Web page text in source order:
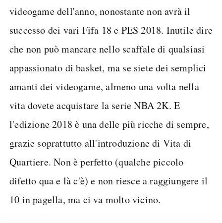
videogame dell'anno, nonostante non avrà il
successo dei vari Fifa 18 e PES 2018. Inutile dire
che non può mancare nello scaffale di qualsiasi
appassionato di basket, ma se siete dei semplici
amanti dei videogame, almeno una volta nella
vita dovete acquistare la serie NBA 2K. E
l'edizione 2018 è una delle più ricche di sempre,
grazie soprattutto all'introduzione di Vita di
Quartiere. Non è perfetto (qualche piccolo
difetto qua e là c'è) e non riesce a raggiungere il
10 in pagella, ma ci va molto vicino.